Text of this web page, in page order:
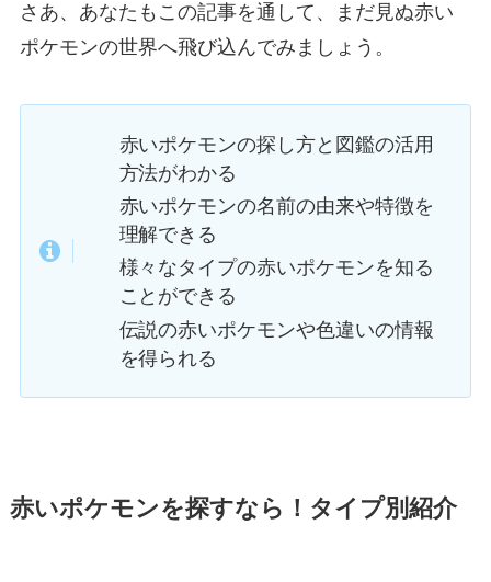
さあ、あなたもこの記事を通して、まだ見ぬ赤い
ポケモンの世界へ飛び込んでみましょう。
赤いポケモンの探し方と図鑑の活用
方法がわかる
赤いポケモンの名前の由来や特徴を
理解できる
様々なタイプの赤いポケモンを知る
ことができる
伝説の赤いポケモンや色違いの情報
を得られる
赤いポケモンを探すなら！タイプ別紹介